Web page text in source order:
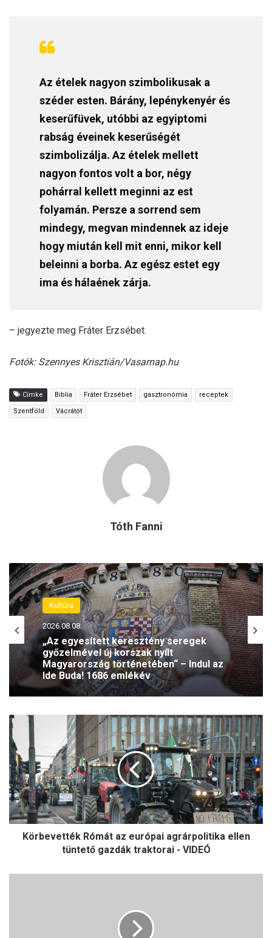
Az ételek nagyon szimbolikusak a
széder esten. Bárány, lepénykenyér és
keserűfüvek, utóbbi az egyiptomi
rabság éveinek keserűségét
szimbolizálja. Az ételek mellett
nagyon fontos volt a bor, négy
pohárral kellett meginni az est
folyamán. Persze a sorrend sem
mindegy, megvan mindennek az ideje
hogy miután kell mit enni, mikor kell
beleinni a borba. Az egész estet egy
ima és hálaének zárja.
– jegyezte meg Fráter Erzsébet.
Fotók: Szennyes Krisztián/Vasarnap.hu
Címke Biblia Fráter Erzsébet gasztronómia receptek
Szentföld Vácrátót
Tóth Fanni
Kultúra
2026.08.08.
„Az egyesített keresztény seregek
győzelmével új korszak nyílt
Magyarország történetében“ – Indul az
Ide Buda! 1686 emlékév
K
ö
r
b
e
v
e
t
t
ó
Körbevették Rómát az európai agrárpolitika ellen
tüntető gazdák traktorai - VIDEÓ